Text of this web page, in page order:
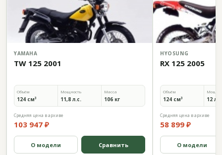
YAMAHA
TW 125 2001
Объём
124 см³
Мощность
11,8 л.с.
Масса
106 кг
Средняя цена в архиве
103 947 ₽
О модели Сравнить
HYOSUNG
RX 125 2005
Объём
124 см³ 12
Средняя цена в архиве
58 899 ₽
О модели